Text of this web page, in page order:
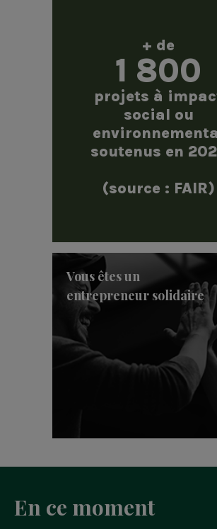
+ de
1 800
projets à
social ou
soutenus en
(source : FAIR)
Vous êtes un
entrepreneur solidaire
En ce moment